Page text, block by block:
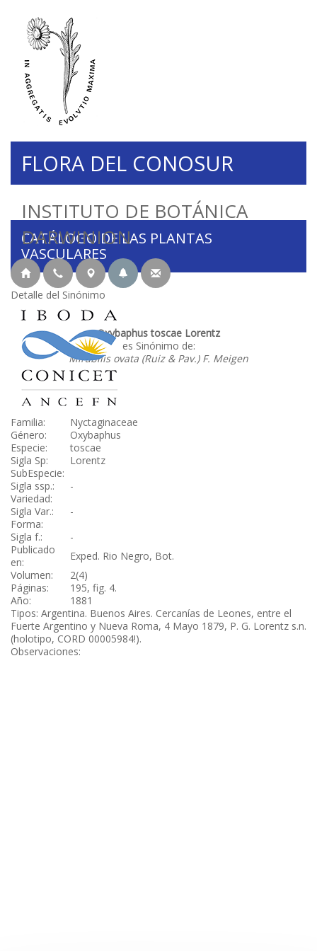
INSTITUTO DE BOTÁNICA
DARWINION
FLORA DEL CONOSUR
CATÁLOGO DE LAS PLANTAS
VASCULARES
Detalle del Sinónimo
Oxybaphus toscae Lorentz
es Sinónimo de:
Mirabilis ovata (Ruiz & Pav.) F. Meigen
Familia:
Nyctaginaceae
Género:
Oxybaphus
Especie:
toscae
Sigla Sp:
Lorentz
SubEspecie:
Sigla ssp.:
-
Variedad:
Sigla Var.:
-
Forma:
Sigla f.:
-
Publicado
en:
Exped. Rio Negro, Bot.
Volumen:
2(4)
Páginas:
195, fig. 4.
Año:
1881
Tipos: Argentina. Buenos Aires. Cercanías de Leones, entre el
Fuerte Argentino y Nueva Roma, 4 Mayo 1879, P. G. Lorentz s.n.
(holotipo, CORD 00005984!).
Observaciones: